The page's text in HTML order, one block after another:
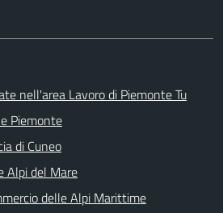
nell'area Lavoro di Piemonte Tu
Piemonte
di Cuneo
Alpi del Mare
delle Alpi Marittime